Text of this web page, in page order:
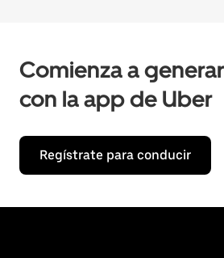
Comienza a
con la app de Uber
Regístrate para conducir